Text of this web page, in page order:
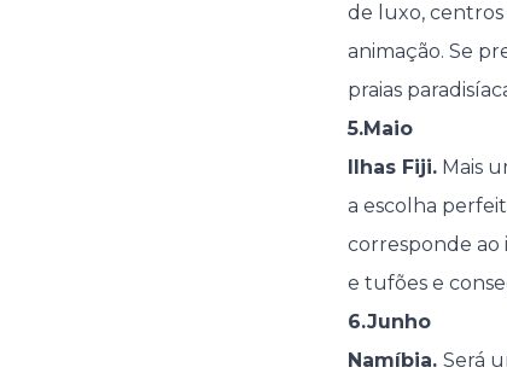
de luxo, centros
animação. Se
praias
5.Maio
Ilhas Fiji. Mais
a escolha
corresponde ao
e tufões e
6.Junho
Namíbia. Será